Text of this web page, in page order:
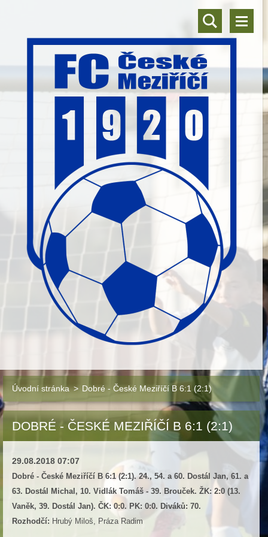
Úvodní stránka > Dobré - České Meziříčí B 6:1 (2:1)
DOBRÉ - ČESKÉ MEZIŘÍČÍ B 6:1 (2:1)
29.08.2018 07:07
Dobré - České Meziříčí B 6:1 (2:1). 24., 54. a 60. Dostál Jan, 61. a
63. Dostál Michal, 10. Vidlák Tomáš - 39. Brouček. ŽK: 2:0 (13.
Vaněk, 39. Dostál Jan). ČK: 0:0. PK: 0:0. Diváků: 70.
Rozhodčí: Hrubý Miloš, Práza Radim